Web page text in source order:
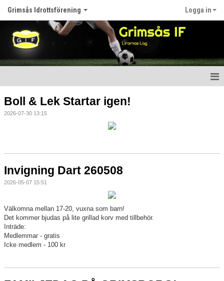
Grimsås Idrottsförening Logga in
Nyheter
Våra lag
Bildgalleri
Sponsorer
Länkar
Boll & Lek Startar igen!
2026-07-30 13:15
Invigning Dart 260508
2026-05-07 15:51
Välkomna mellan 17-20, vuxna som barn!
Det kommer bjudas på lite grillad korv med tillbehör.
Inträde:
Medlemmar - gratis
Icke medlem - 100 kr